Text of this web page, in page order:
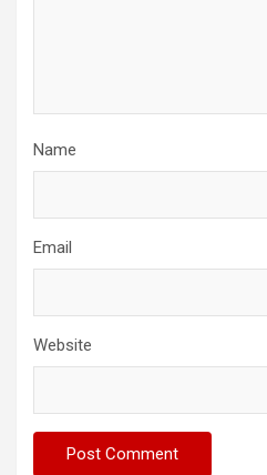
Name
Email
Website